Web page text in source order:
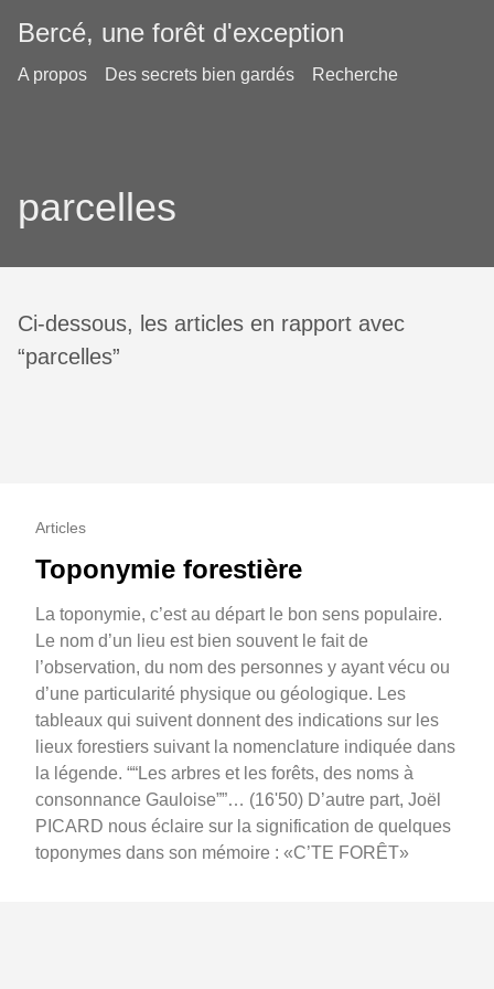
Bercé, une forêt d'exception
A propos Des secrets bien gardés Recherche
parcelles
Ci-dessous, les articles en rapport avec
“parcelles”
Articles
Toponymie forestière
La toponymie, c’est au départ le bon sens populaire.
Le nom d’un lieu est bien souvent le fait de
l’observation, du nom des personnes y ayant vécu ou
d’une particularité physique ou géologique. Les
tableaux qui suivent donnent des indications sur les
lieux forestiers suivant la nomenclature indiquée dans
la légende. ““Les arbres et les forêts, des noms à
consonnance Gauloise””… (16'50) D’autre part, Joël
PICARD nous éclaire sur la signification de quelques
toponymes dans son mémoire : «C’TE FORÊT»